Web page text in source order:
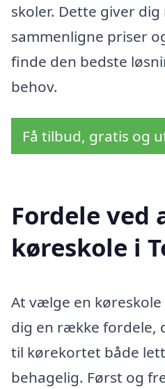
skoler. Dette giver
sammenligne priser
finde den bedste
behov.
Få tilbud, gratis og
Fordele
køreskole i
At vælge en
dig en række fordele,
til kørekortet både
behagelig. Først og